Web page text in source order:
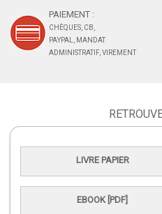
LIVRE PAPIER
EBOOK [PDF]
PAIEMENT :
CHÈQUES, CB,
PAYPAL, MANDAT
ADMINISTRATIF, VIREMENT
CONTACT